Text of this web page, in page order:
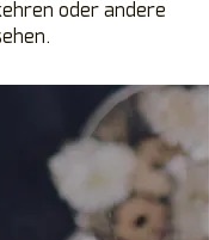
oder andere